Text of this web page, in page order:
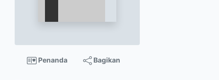
Penanda Bagikan